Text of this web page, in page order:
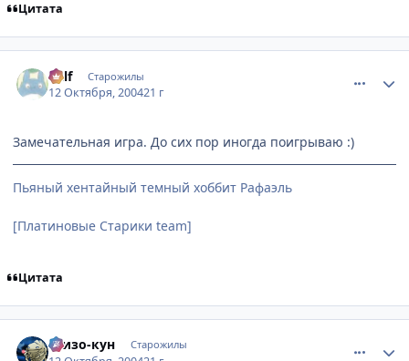
Цитата
Ralf Старожилы
12 Октября, 200421 г
Замечательная игра. До сих пор иногда поигрываю :)
Пьяный хентайный темный хоббит Рафаэль
[Платиновые Старики team]
Цитата
Шизо-кун Старожилы